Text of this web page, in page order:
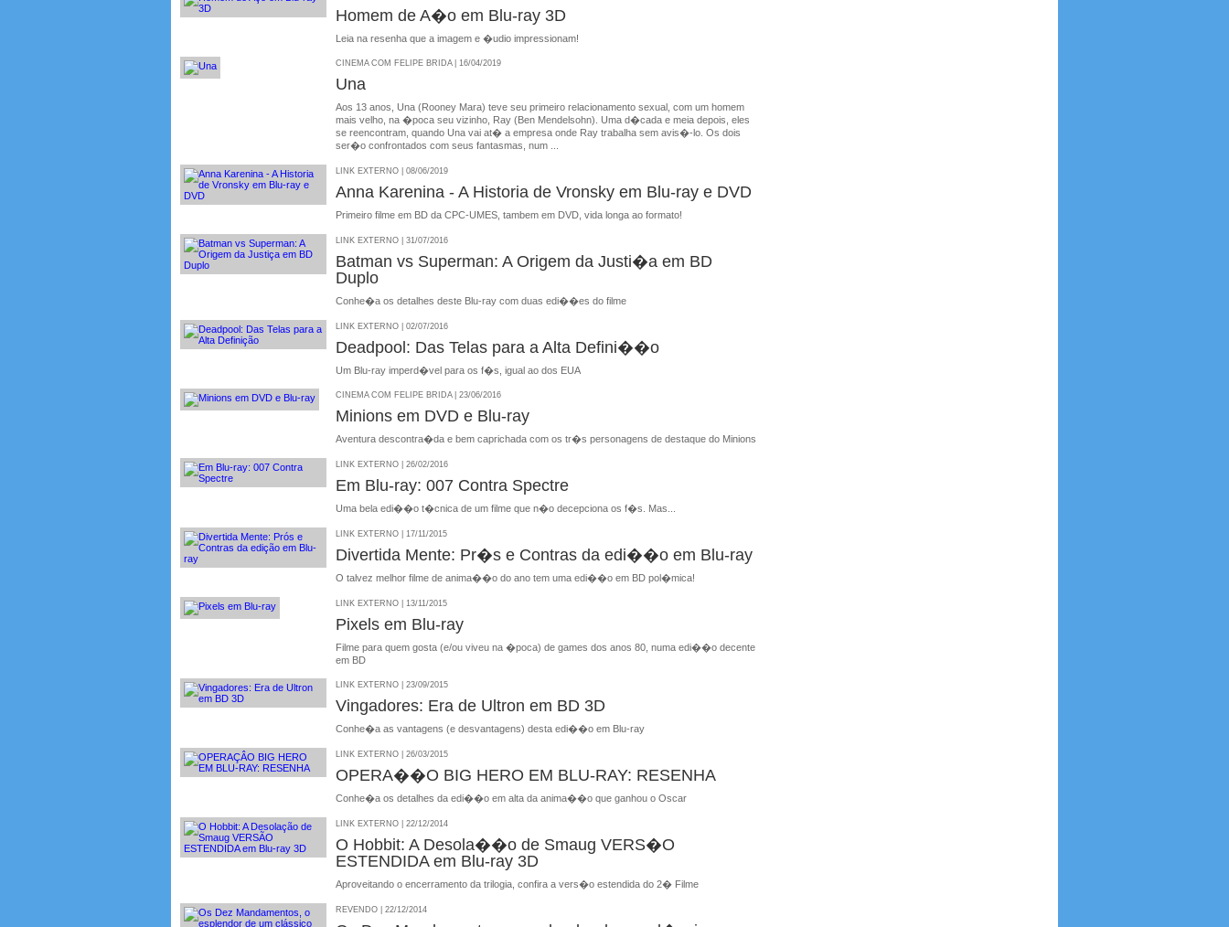
Homem de A�o em Blu-ray 3D
Leia na resenha que a imagem e �udio impressionam!
CINEMA COM FELIPE BRIDA | 16/04/2019
Una
Aos 13 anos, Una (Rooney Mara) teve seu primeiro relacionamento sexual, com um homem
mais velho, na �poca seu vizinho, Ray (Ben Mendelsohn). Uma d�cada e meia depois, eles
se reencontram, quando Una vai at� a empresa onde Ray trabalha sem avis�-lo. Os dois
ser�o confrontados com seus fantasmas, num ...
LINK EXTERNO | 08/06/2019
Anna Karenina - A Historia de Vronsky em Blu-ray e DVD
Primeiro filme em BD da CPC-UMES, tambem em DVD, vida longa ao formato!
LINK EXTERNO | 31/07/2016
Batman vs Superman: A Origem da Justi�a em BD
Duplo
Conhe�a os detalhes deste Blu-ray com duas edi��es do filme
LINK EXTERNO | 02/07/2016
Deadpool: Das Telas para a Alta Defini��o
Um Blu-ray imperd�vel para os f�s, igual ao dos EUA
CINEMA COM FELIPE BRIDA | 23/06/2016
Minions em DVD e Blu-ray
Aventura descontra�da e bem caprichada com os tr�s personagens de destaque do Minions
LINK EXTERNO | 26/02/2016
Em Blu-ray: 007 Contra Spectre
Uma bela edi��o t�cnica de um filme que n�o decepciona os f�s. Mas...
LINK EXTERNO | 17/11/2015
Divertida Mente: Pr�s e Contras da edi��o em Blu-ray
O talvez melhor filme de anima��o do ano tem uma edi��o em BD pol�mica!
LINK EXTERNO | 13/11/2015
Pixels em Blu-ray
Filme para quem gosta (e/ou viveu na �poca) de games dos anos 80, numa edi��o decente
em BD
LINK EXTERNO | 23/09/2015
Vingadores: Era de Ultron em BD 3D
Conhe�a as vantagens (e desvantagens) desta edi��o em Blu-ray
LINK EXTERNO | 26/03/2015
OPERA��O BIG HERO EM BLU-RAY: RESENHA
Conhe�a os detalhes da edi��o em alta da anima��o que ganhou o Oscar
LINK EXTERNO | 22/12/2014
O Hobbit: A Desola��o de Smaug VERS�O
ESTENDIDA em Blu-ray 3D
Aproveitando o encerramento da trilogia, confira a vers�o estendida do 2� Filme
REVENDO | 22/12/2014